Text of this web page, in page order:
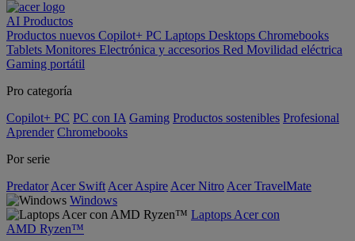
AI Productos
Productos nuevos Copilot+ PC Laptops Desktops Chromebooks
Tablets Monitores Electrónica y accesorios Red Movilidad eléctrica
Gaming portátil
Pro categoría
Copilot+ PC PC con IA Gaming Productos sostenibles Profesional
Aprender Chromebooks
Por serie
Predator Acer Swift Acer Aspire Acer Nitro Acer TravelMate
Windows
Laptops Acer con
AMD Ryzen™